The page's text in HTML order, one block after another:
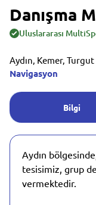
Danışma
Uluslararası
Aydın, Kemer,
Navigasyon
Bilgi
Aydın
tesisimiz, grup
vermektedir.